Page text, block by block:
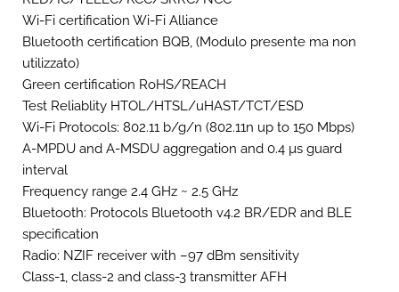
Wi-Fi certification Wi-Fi Alliance
Bluetooth certification BQB, (Modulo presente ma non
utilizzato)
Green certification RoHS/REACH
Test Reliablity HTOL/HTSL/uHAST/TCT/ESD
Wi-Fi Protocols: 802.11 b/g/n (802.11n up to 150 Mbps)
A-MPDU and A-MSDU aggregation and 0.4 µs guard
interval
Frequency range 2.4 GHz ~ 2.5 GHz
Bluetooth: Protocols Bluetooth v4.2 BR/EDR and BLE
specification
Radio: NZIF receiver with –97 dBm sensitivity
Class-1, class-2 and class-3 transmitter AFH